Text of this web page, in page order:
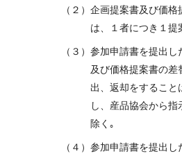
（２）企画提案書及び価
は、１者につき１提
（３）参加申請書を提出
及び価格提案書の差
出、返却をすること
し、産品協会から指
除く｡
（４）参加申請書を提出